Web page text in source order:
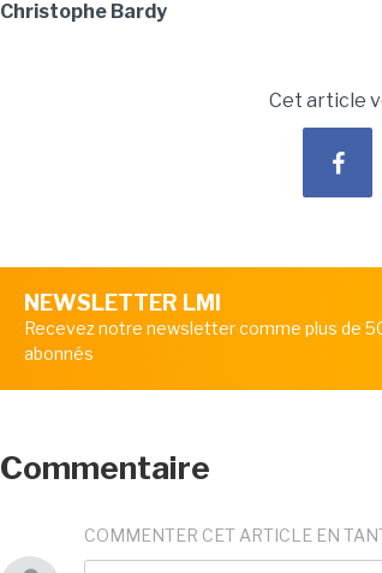
Christophe Bardy
Cet article
NEWSLETTER LMI
Recevez notre newsletter comme plus de
abonnés
Commentaire
COMMENTER CET ARTICLE EN